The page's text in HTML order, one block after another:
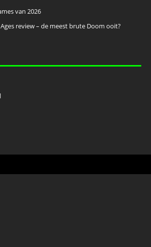
van 2026
review – de meest brute Doom ooit?